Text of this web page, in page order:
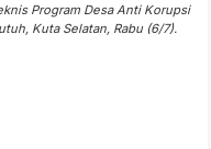
Program Desa Anti Korupsi
Kuta Selatan, Rabu (6/7).